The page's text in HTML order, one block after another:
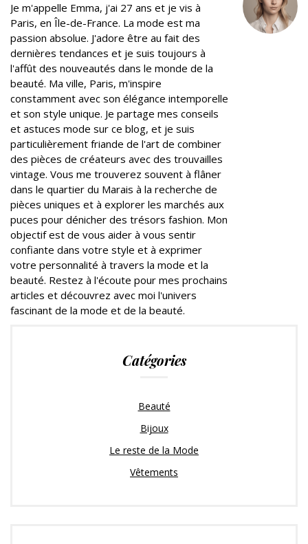
k
n
Je m'appelle Emma, j'ai 27 ans et je vis à
Paris, en Île-de-France. La mode est ma
passion absolue. J'adore être au fait des
dernières tendances et je suis toujours à
l'affût des nouveautés dans le monde de la
beauté. Ma ville, Paris, m'inspire
constamment avec son élégance intemporelle
et son style unique. Je partage mes conseils
et astuces mode sur ce blog, et je suis
particulièrement friande de l'art de combiner
des pièces de créateurs avec des trouvailles
vintage. Vous me trouverez souvent à flâner
dans le quartier du Marais à la recherche de
pièces uniques et à explorer les marchés aux
puces pour dénicher des trésors fashion. Mon
objectif est de vous aider à vous sentir
confiante dans votre style et à exprimer
votre personnalité à travers la mode et la
beauté. Restez à l'écoute pour mes prochains
articles et découvrez avec moi l'univers
fascinant de la mode et de la beauté.
Catégories
Beauté
Bijoux
Le reste de la Mode
Vêtements